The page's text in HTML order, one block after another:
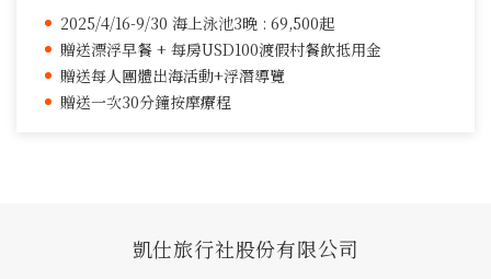
2025/4/16-9/30 海上泳池3晚 : 69,500起
贈送漂浮早餐 + 每房USD100渡假村餐飲抵用金
贈送每人團體出海活動+浮潛導覽
贈送一次30分鐘按摩療程
凱仕旅行社股份有限公司